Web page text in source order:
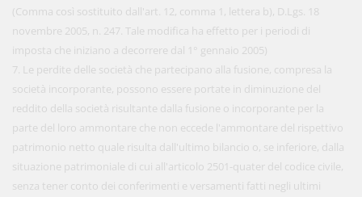
(Comma così sostituito dall'art. 12, comma 1, lettera b), D.Lgs. 18
novembre 2005, n. 247. Tale modifica ha effetto per i periodi di
imposta che iniziano a decorrere dal 1° gennaio 2005)
7. Le perdite delle società che partecipano alla fusione, compresa la
società incorporante, possono essere portate in diminuzione del
reddito della società risultante dalla fusione o incorporante per la
parte del loro ammontare che non eccede l'ammontare del rispettivo
patrimonio netto quale risulta dall'ultimo bilancio o, se inferiore, dalla
situazione patrimoniale di cui all'articolo 2501-quater del codice civile,
senza tener conto dei conferimenti e versamenti fatti negli ultimi